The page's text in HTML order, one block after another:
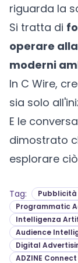
riguarda la
Si tratta di
operare
moderni
In C Wire,
sia solo
E le
dimostrato
esplorare
Tag: Pubblicità
Programmatic
Intelligenza
Audience
Digital
ADZINE Connect